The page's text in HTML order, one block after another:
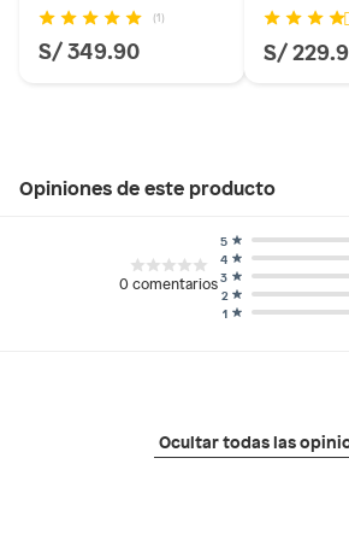
(1)
S/ 349.90 S/
Opiniones de este producto
0comentarios
1
2
3
4
5
Ocultar todas las